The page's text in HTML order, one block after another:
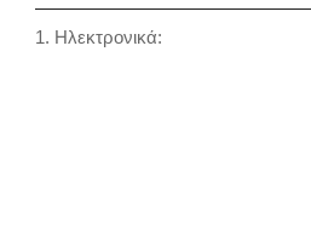
1. Ηλεκτρονικά: